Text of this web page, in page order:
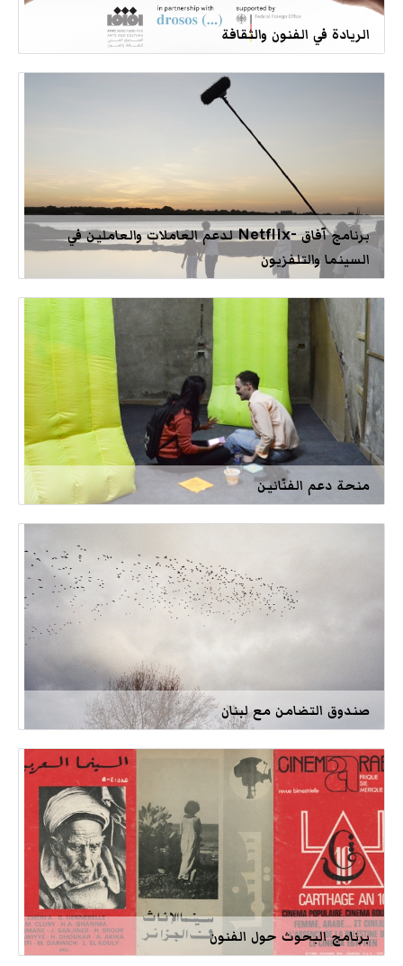
الريادة في الفنون والثقافة
برنامج آفاق -Netflix لدعم العاملات والعاملين في
السينما والتلفزيون
منحة دعم الفنّانين
صندوق التضامن مع لبنان
برنامج البحوث حول الفنون